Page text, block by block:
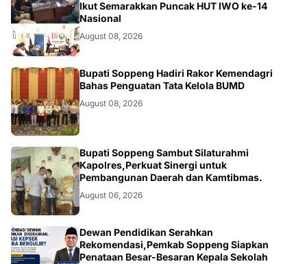
Ikut Semarakkan Puncak HUT IWO ke-14
Nasional
August 08, 2026
NEWS
Bupati Soppeng Hadiri Rakor Kemendagri
Bahas Penguatan Tata Kelola BUMD
August 08, 2026
NEWS
Bupati Soppeng Sambut Silaturahmi
Kapolres,Perkuat Sinergi untuk
Pembangunan Daerah dan Kamtibmas.
August 06, 2026
NEWS
Dewan Pendidikan Serahkan
Rekomendasi,Pemkab Soppeng Siapkan
Penataan Besar-Besaran Kepala Sekolah